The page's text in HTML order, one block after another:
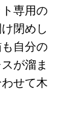
専用の
閉めし
自分の
が溜ま
せて木